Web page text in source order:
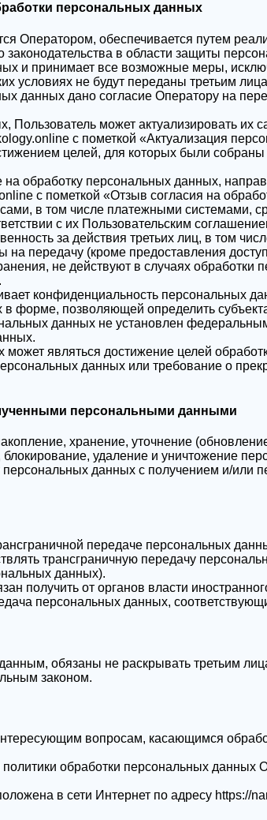
персональных данных
Оператором, обеспечивается путем
в области защиты
и принимает все возможные меры,
условиях не будут переданы третьим
данных дано согласие Оператору на
может актуализировать
с пометкой «Актуализация
целей, для которых были
обработку персональных данных,
с пометкой «Отзыв согласия на
в том числе платежными системами,
с их Пользовательским
за действия третьих лиц, в том
передачу (кроме предоставления
не действуют в случаях
конфиденциальность персональных
форме, позволяющей определить
данных не установлен
являться достижение целей
данных или требование о
персональными данными
хранение, уточнение
удаление и уничтожение
данных с получением и/
передаче персональных
трансграничную передачу
данных).
получить от органов власти
персональных данных,
обязаны не раскрывать третьим
законом.
вопросам, касающимся
обработки персональных данных
в сети Интернет по адресу https://